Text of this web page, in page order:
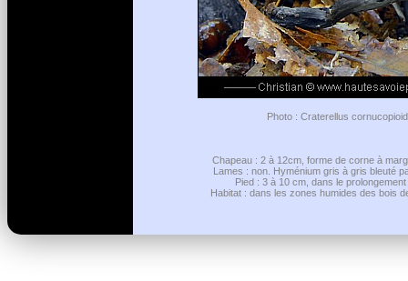
Photo : Craterellus
Chapeau : 2 à 12cm, forme de corne à
Lames : non. Hyménium gris à gris bleuté
Pied : 3 à 10 cm, dans le
Habitat : dans les zones humides des bois